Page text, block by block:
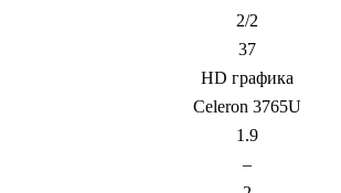
2/2
37
HD графика
Celeron 3765U
1.9
–